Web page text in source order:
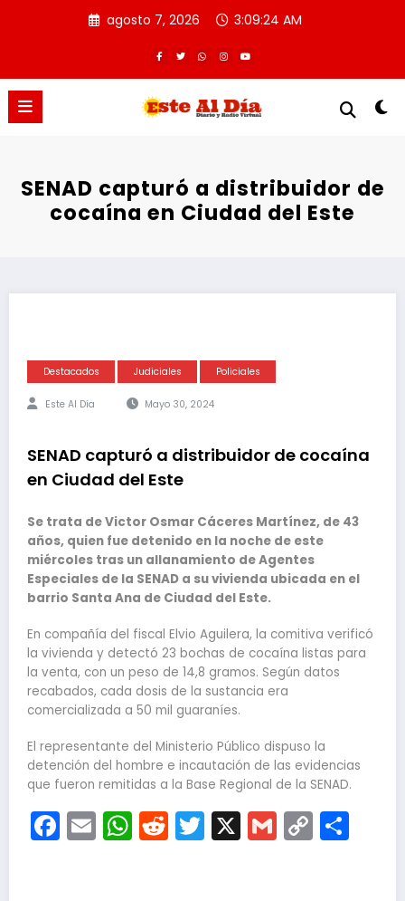
agosto 7, 2026 3:09:24 AM
SENAD capturó a distribuidor de
cocaína en Ciudad del Este
Destacados Judiciales Policiales
Este Al Día Mayo 30, 2024
SENAD capturó a distribuidor de cocaína
en Ciudad del Este
Se trata de Victor Osmar Cáceres Martínez, de 43
años, quien fue detenido en la noche de este
miércoles tras un allanamiento de Agentes
Especiales de la SENAD a su vivienda ubicada en el
barrio Santa Ana de Ciudad del Este.
En compañía del fiscal Elvio Aguilera, la comitiva verificó
la vivienda y detectó 23 bochas de cocaína listas para
la venta, con un peso de 14,8 gramos. Según datos
recabados, cada dosis de la sustancia era
comercializada a 50 mil guaraníes.
El representante del Ministerio Público dispuso la
detención del hombre e incautación de las evidencias
que fueron remitidas a la Base Regional de la SENAD.
Facebook
EmailWhatsApp
Reddit
Twitter
X Gmail
Copy